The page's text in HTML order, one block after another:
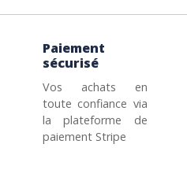
Paiement
sécurisé
Vos achats en
toute confiance via
la plateforme de
paiement Stripe